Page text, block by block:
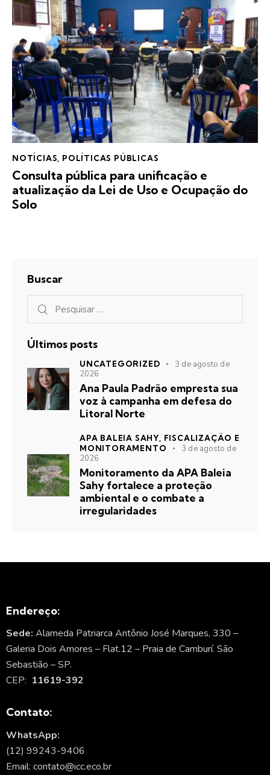
NOTÍCIAS POLÍTICAS PÚBLICAS
Consulta pública para unificação e
atualização da Lei de Uso e Ocupação do
Solo
Buscar
Últimos posts
UNCATEGORIZED
3 de agosto de
2026
Ana Paula Padrão empresta sua
voz à campanha em defesa do
Litoral Norte
APA BALEIA SAHY, FISCALIZAÇÃO E
MONITORAMENTO
3 de agosto de
2026
Monitoramento da APA Baleia
Sahy fortalece a proteção
ambiental e o combate a
irregularidades
Endereço:
Sede: Alameda Patriarca Antônio José Marques, 330 –
Galeria Dois Amores – Flat.12 – Praia de Camburí. São
Sebastião – SP.
CEP: 11619-392
Contato:
WhatsApp:
(12) 99243-9406
Email: contato@icc.eco.br